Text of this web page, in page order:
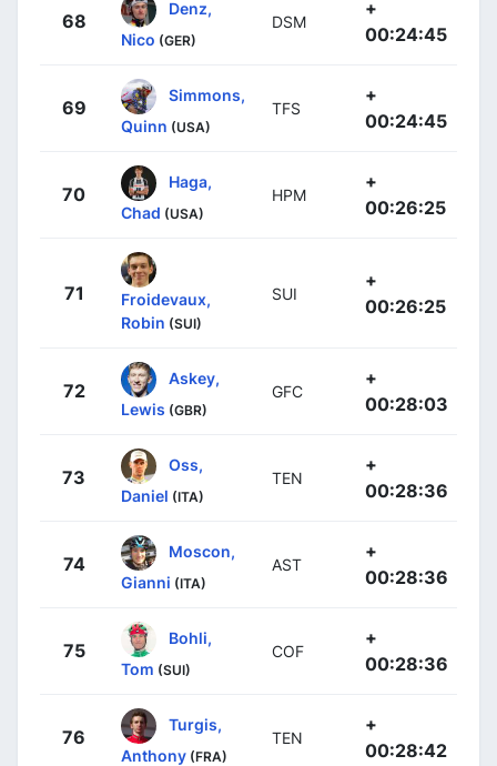
68
Denz,
Nico (GER)
DSM
+
00:24:45
69
Simmons,
Quinn (USA)
TFS
+
00:24:45
70
Haga,
Chad (USA)
HPM
+
00:26:25
71
Froidevaux,
Robin (SUI)
SUI
+
00:26:25
72
Askey,
Lewis (GBR)
GFC
+
00:28:03
73
Oss,
Daniel (ITA)
TEN
+
00:28:36
74
Moscon,
Gianni (ITA)
AST
+
00:28:36
75
Bohli,
Tom (SUI)
COF
+
00:28:36
76
Turgis,
Anthony (FRA)
TEN
+
00:28:42